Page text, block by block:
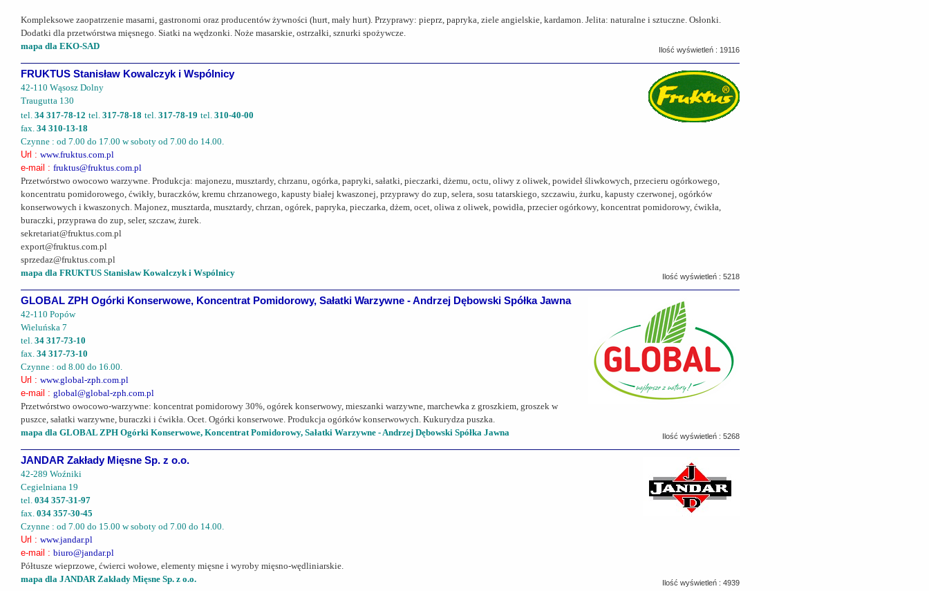
Kompleksowe zaopatrzenie masarni, gastronomi oraz producentów żywności (hurt, mały hurt). Przyprawy: pieprz, papryka, ziele angielskie, kardamon. Jelita: naturalne i sztuczne. Osłonki.
Dodatki dla przetwórstwa mięsnego. Siatki na wędzonki. Noże masarskie, ostrzałki, sznurki spożywcze.
mapa dla EKO-SAD
Ilość wyświetleń : 19116
FRUKTUS Stanisław Kowalczyk i Wspólnicy
42-110 Wąsosz Dolny
Traugutta 130
tel. 34 317-78-12 tel. 317-78-18 tel. 317-78-19 tel. 310-40-00
fax. 34 310-13-18
Czynne : od 7.00 do 17.00 w soboty od 7.00 do 14.00.
Url : www.fruktus.com.pl
e-mail : fruktus@fruktus.com.pl
Przetwórstwo owocowo warzywne. Produkcja: majonezu, musztardy, chrzanu, ogórka, papryki, sałatki, pieczarki, dżemu, octu, oliwy z oliwek, powideł śliwkowych, przecieru ogórkowego,
koncentratu pomidorowego, ćwikły, buraczków, kremu chrzanowego, kapusty białej kwaszonej, przyprawy do zup, selera, sosu tatarskiego, szczawiu, żurku, kapusty czerwonej, ogórków
konserwowych i kwaszonych. Majonez, musztarda, musztardy, chrzan, ogórek, papryka, pieczarka, dżem, ocet, oliwa z oliwek, powidła, przecier ogórkowy, koncentrat pomidorowy, ćwikła,
buraczki, przyprawa do zup, seler, szczaw, żurek.
sekretariat@fruktus.com.pl
export@fruktus.com.pl
sprzedaz@fruktus.com.pl
mapa dla FRUKTUS Stanisław Kowalczyk i Wspólnicy
Ilość wyświetleń : 5218
GLOBAL ZPH Ogórki Konserwowe, Koncentrat Pomidorowy, Sałatki Warzywne - Andrzej Dębowski Spółka Jawna
42-110 Popów
Wieluńska 7
tel. 34 317-73-10
fax. 34 317-73-10
Czynne : od 8.00 do 16.00.
Url : www.global-zph.com.pl
e-mail : global@global-zph.com.pl
Przetwórstwo owocowo-warzywne: koncentrat pomidorowy 30%, ogórek konserwowy, mieszanki warzywne, marchewka z groszkiem, groszek w
puszce, sałatki warzywne, buraczki i ćwikła. Ocet. Ogórki konserwowe. Produkcja ogórków konserwowych. Kukurydza puszka.
mapa dla GLOBAL ZPH Ogórki Konserwowe, Koncentrat Pomidorowy, Sałatki Warzywne - Andrzej Dębowski Spółka Jawna
Ilość wyświetleń : 5268
JANDAR Zakłady Mięsne Sp. z o.o.
42-289 Woźniki
Cegielniana 19
tel. 034 357-31-97
fax. 034 357-30-45
Czynne : od 7.00 do 15.00 w soboty od 7.00 do 14.00.
Url : www.jandar.pl
e-mail : biuro@jandar.pl
Półtusze wieprzowe, ćwierci wołowe, elementy mięsne i wyroby mięsno-wędliniarskie.
mapa dla JANDAR Zakłady Mięsne Sp. z o.o.
Ilość wyświetleń : 4939